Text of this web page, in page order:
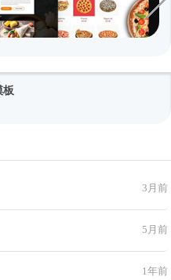
板
3月前
5月前
1年前